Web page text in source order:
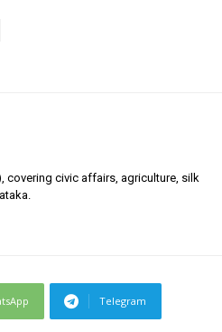
covering civic affairs, agriculture, silk
Telegram